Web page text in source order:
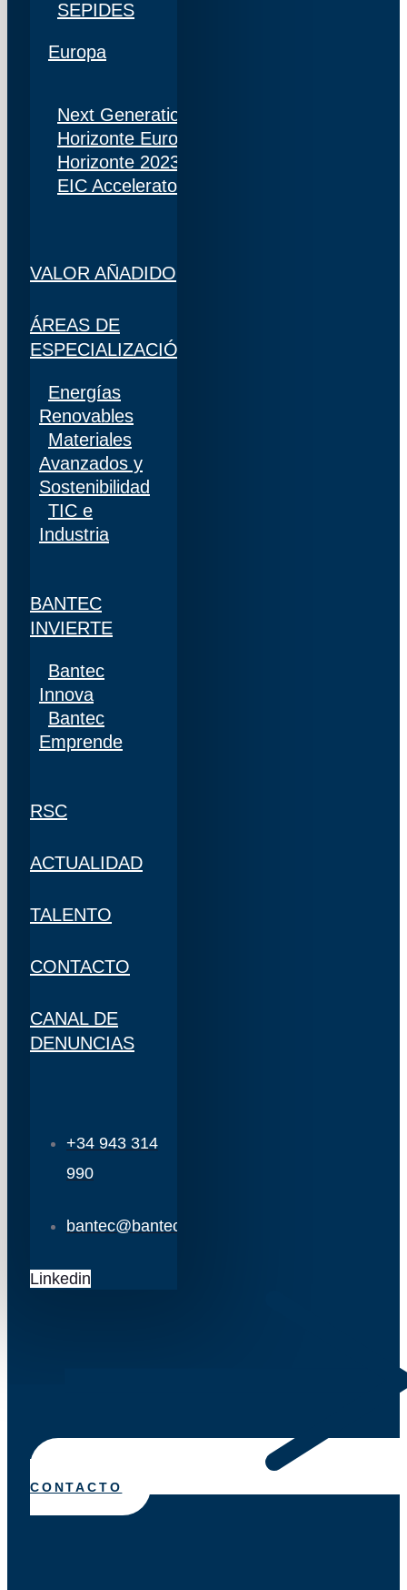
SEPIDES
Europa
Next Generation
Horizonte Europa
Horizonte 2023
EIC Accelerator
VALOR AÑADIDO
ÁREAS DE
ESPECIALIZACIÓN
Energías
Renovables
Materiales
Avanzados y
Sostenibilidad
TIC e
Industria
BANTEC
INVIERTE
Bantec
Innova
Bantec
Emprende
RSC
ACTUALIDAD
TALENTO
CONTACTO
CANAL DE
DENUNCIAS
+34 943 314
990
bantec@bantec.es
Linkedin
CONTACTO